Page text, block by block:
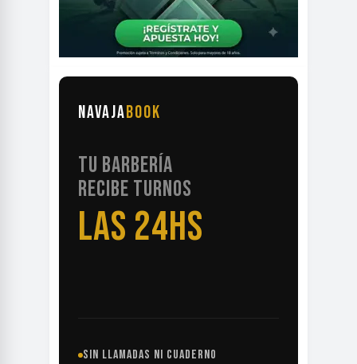
NAVAJABOOK
TU BARBERÍA
RECIBE TURNOS
LAS 24HS
SIN LLAMADAS NI CUADERNO